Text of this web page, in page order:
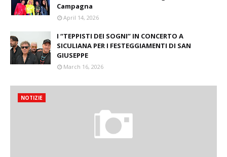
Campagna
April 14, 2026
I “TEPPISTI DEI SOGNI” IN CONCERTO A
SICULIANA PER I FESTEGGIAMENTI DI SAN
GIUSEPPE
March 16, 2026
NOTIZIE